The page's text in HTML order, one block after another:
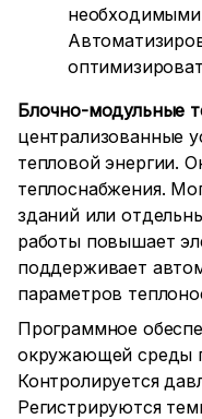
Блочно-модульные
централизованные
тепловой энергии.
теплоснабжения.
зданий или
работы повышает
поддерживает
параметров
Программное
окружающей среды
Контролируется
Регистрируются